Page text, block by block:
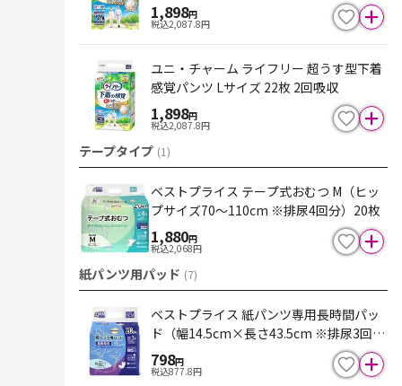
1,898円
税込2,087.8円
ユニ・チャーム ライフリー 超うす型下着
感覚パンツ Lサイズ 22枚 2回吸収
1,898円
税込2,087.8円
テープタイプ (1)
ベストプライス テープ式おむつ M（ヒッ
プサイズ70～110cm ※排尿4回分）20枚
1,880円
税込2,068円
紙パンツ用パッド (7)
ベストプライス 紙パンツ専用長時間パッ
ド（幅14.5cm×長さ43.5cm ※排尿3回
分）20枚
798円
税込877.8円